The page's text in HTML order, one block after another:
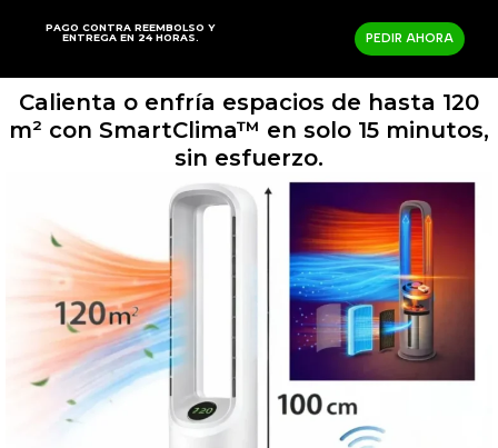
PAGO CONTRA REEMBOLSO Y
ENTREGA EN 24 HORAS.
PEDIR AHORA
Calienta o enfría espacios de hasta 120
m² con SmartClima™ en solo 15 minutos,
sin esfuerzo.